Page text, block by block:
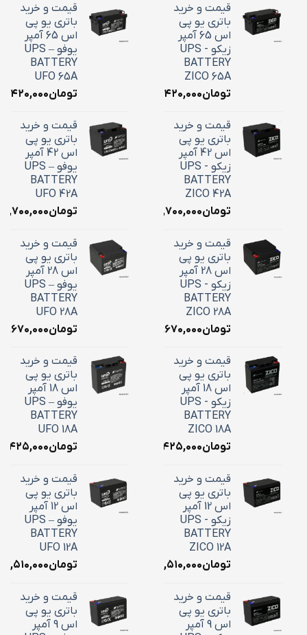
قیمت و خرید
باتری یو پی
اس 65 آمپر
زیکو - UPS
BATTERY
ZICO 65A
تومان۲۴,۴۲۰,۰۰۰
قیمت و خرید
باتری یو پی
اس 42 آمپر
زیکو - UPS
BATTERY
ZICO 42A
تومان۱۸,۷۰۰,۰۰۰
قیمت و خرید
باتری یو پی
اس 28 آمپر
زیکو - UPS
BATTERY
ZICO 28A
تومان۱۰,۶۷۰,۰۰۰
قیمت و خرید
باتری یو پی
اس 18 آمپر
زیکو - UPS
BATTERY
ZICO 18A
تومان۷,۴۲۵,۰۰۰
قیمت و خرید
باتری یو پی
اس 12 آمپر
زیکو - UPS
BATTERY
ZICO 12A
تومان۴,۵۱۰,۰۰۰
قیمت و خرید
باتری یو پی
اس 9 آمپر
قیمت و خرید
باتری یو پی
اس 65 آمپر
یوفو – UPS
BATTERY
UFO 65A
تومان
قیمت و خرید
باتری یو پی
اس 42 آمپر
یوفو – UPS
BATTERY
UFO 42A
تومان
قیمت و خرید
باتری یو پی
اس 28 آمپر
یوفو – UPS
BATTERY
UFO 28A
تومان۱۰,۶۷۰,۰۰۰
قیمت و خرید
باتری یو پی
اس 18 آمپر
یوفو – UPS
BATTERY
UFO 18A
تومان
قیمت و خرید
باتری یو پی
اس 12 آمپر
یوفو – UPS
BATTERY
UFO 12A
تومان۴,۵۱۰,۰۰۰
قیمت و خرید
باتری یو پی
اس 9 آمپر